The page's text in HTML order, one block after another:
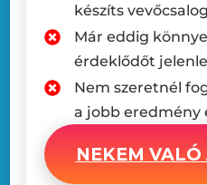
készíts
Már eddig
érdeklődőt
Nem szeretnél
a jobb eredmény
NEKEM